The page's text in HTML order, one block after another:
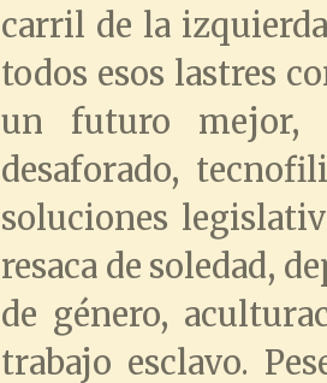
carril de la
todos esos lastres
un futuro mejor,
desaforado,
soluciones
resaca de soledad,
de género,
trabajo esclavo.